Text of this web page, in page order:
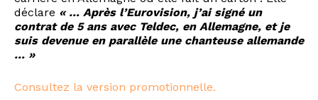
déclare « … Après l’Eurovision, j’ai signé un
contrat de 5 ans avec Teldec, en Allemagne, et je
suis devenue en parallèle une chanteuse allemande
… »
Consultez la version promotionnelle.